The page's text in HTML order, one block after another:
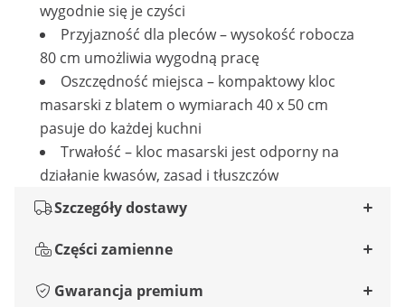
wygodnie się je czyści
Przyjazność dla pleców – wysokość robocza
80 cm umożliwia wygodną pracę
Oszczędność miejsca – kompaktowy kloc
masarski z blatem o wymiarach 40 x 50 cm
pasuje do każdej kuchni
Trwałość – kloc masarski jest odporny na
działanie kwasów, zasad i tłuszczów
Szczegóły dostawy
Części zamienne
Gwarancja premium